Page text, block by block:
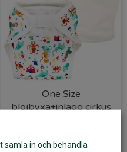
One Size
blöjbyxa+inlägg cirkus
samla in och behandla